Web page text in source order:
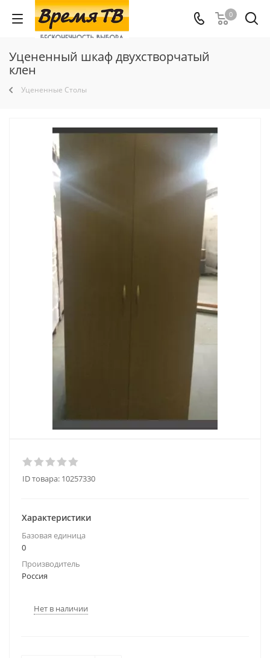
0
Уцененный шкаф двухстворчатый
клен
Уцененные Столы
ID товара: 10257330
Характеристики
Базовая единица
0
Производитель
Россия
Нет в наличии